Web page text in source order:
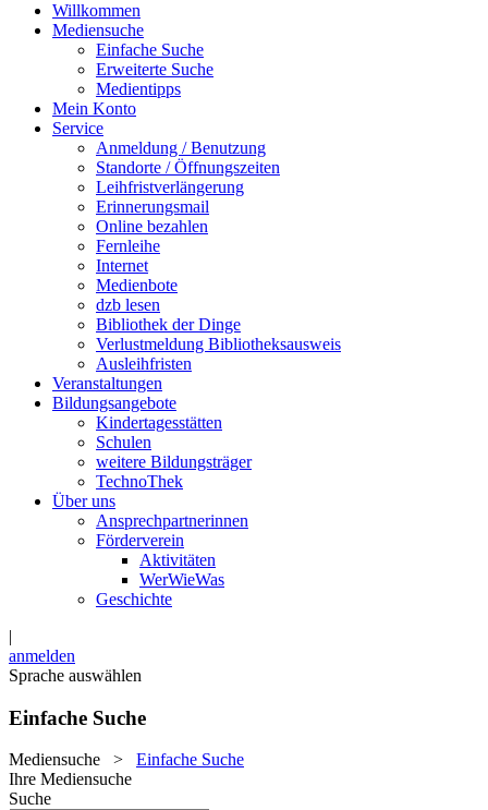
Willkommen
Mediensuche
Einfache Suche
Erweiterte Suche
Medientipps
Mein Konto
Service
Anmeldung / Benutzung
Standorte / Öffnungszeiten
Leihfristverlängerung
Erinnerungsmail
Online bezahlen
Fernleihe
Internet
Medienbote
dzb lesen
Bibliothek der Dinge
Verlustmeldung Bibliotheksausweis
Ausleihfristen
Veranstaltungen
Bildungsangebote
Kindertagesstätten
Schulen
weitere Bildungsträger
TechnoThek
Über uns
Ansprechpartnerinnen
Förderverein
Aktivitäten
WerWieWas
Geschichte
|
anmelden
Sprache auswählen
Einfache Suche
Mediensuche > Einfache Suche
Ihre Mediensuche
Suche